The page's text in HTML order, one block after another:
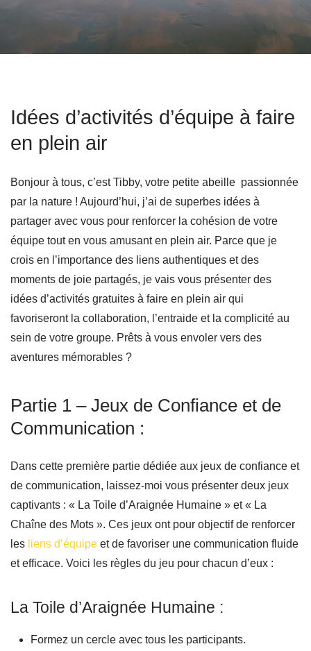
Idées d’activités d’équipe à faire
en plein air
Bonjour à tous, c’est Tibby, votre petite abeille passionnée
par la nature ! Aujourd’hui, j’ai de superbes idées à
partager avec vous pour renforcer la cohésion de votre
équipe tout en vous amusant en plein air. Parce que je
crois en l’importance des liens authentiques et des
moments de joie partagés, je vais vous présenter des
idées d’activités gratuites à faire en plein air qui
favoriseront la collaboration, l’entraide et la complicité au
sein de votre groupe. Prêts à vous envoler vers des
aventures mémorables ?
Partie 1 – Jeux de Confiance et de
Communication :
Dans cette première partie dédiée aux jeux de confiance et
de communication, laissez-moi vous présenter deux jeux
captivants : « La Toile d’Araignée Humaine » et « La
Chaîne des Mots ». Ces jeux ont pour objectif de renforcer
les liens d’équipe et de favoriser une communication fluide
et efficace. Voici les règles du jeu pour chacun d’eux :
La Toile d’Araignée Humaine :
Formez un cercle avec tous les participants.